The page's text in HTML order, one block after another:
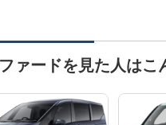
ァードを見た人はこ